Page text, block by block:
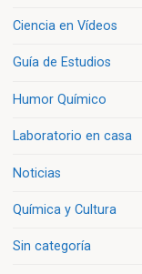
Ciencia en Vídeos
Guía de Estudios
Humor Químico
Laboratorio en casa
Noticias
Química y Cultura
Sin categoría